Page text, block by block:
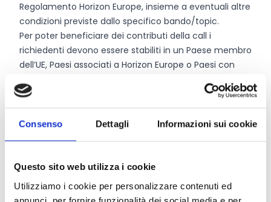
Consenso Dettagli Informazioni sui cookie
Questo sito web utilizza i cookie
Utilizziamo i cookie per personalizzare contenuti ed
Regolamento Horizon Europe, insieme a eventuali altre
condizioni previste dallo specifico bando/topic.
Per poter beneficiare dei contributi della call i
richiedenti devono essere stabiliti in un Paese membro
dell’UE, Paesi associati a Horizon Europe o Paesi con
degli Allegati Generali del WP 2026-2027.
Salvo diversa disposizione prevista nelle condizioni
specifiche del bando/topic, solo lepersone giuridiche
che costituiscono un consorzio
includa, in qualità di beneficiari, tre persone giuridiche
indipendenti tra loro, ciascuna stabilita in un Paese
diverso, come segue: